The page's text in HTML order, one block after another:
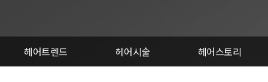
헤어트렌드 헤어시술 헤어스토리